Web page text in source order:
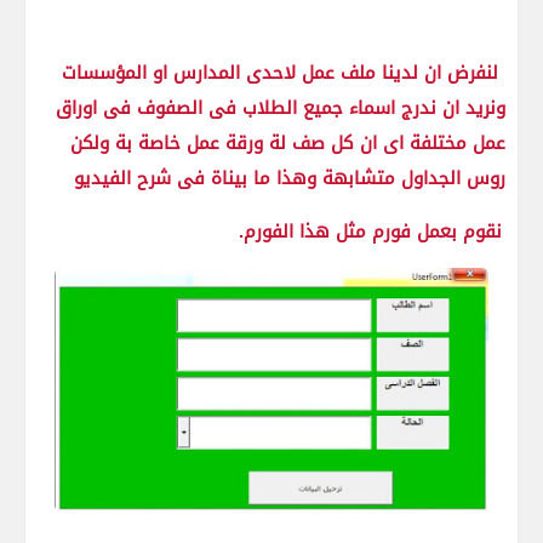
لنفرض ان لدينا ملف عمل لاحدى المدارس او المؤسسات
ونريد ان ندرج اسماء جميع الطلاب فى الصفوف فى اوراق
عمل مختلفة اى ان كل صف لة ورقة عمل خاصة بة ولكن
روس الجداول متشابهة وهذا ما بيناة فى شرح الفيديو
نقوم بعمل فورم مثل هذا الفورم.